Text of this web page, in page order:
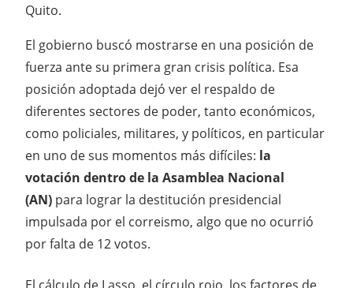
Quito.
El gobierno buscó mostrarse en una posición de
fuerza ante su primera gran crisis política. Esa
posición adoptada dejó ver el respaldo de
diferentes sectores de poder, tanto económicos,
como policiales, militares, y políticos, en particular
en uno de sus momentos más difíciles: la
votación dentro de la Asamblea Nacional
(AN) para lograr la destitución presidencial
impulsada por el correismo, algo que no ocurrió
por falta de 12 votos.